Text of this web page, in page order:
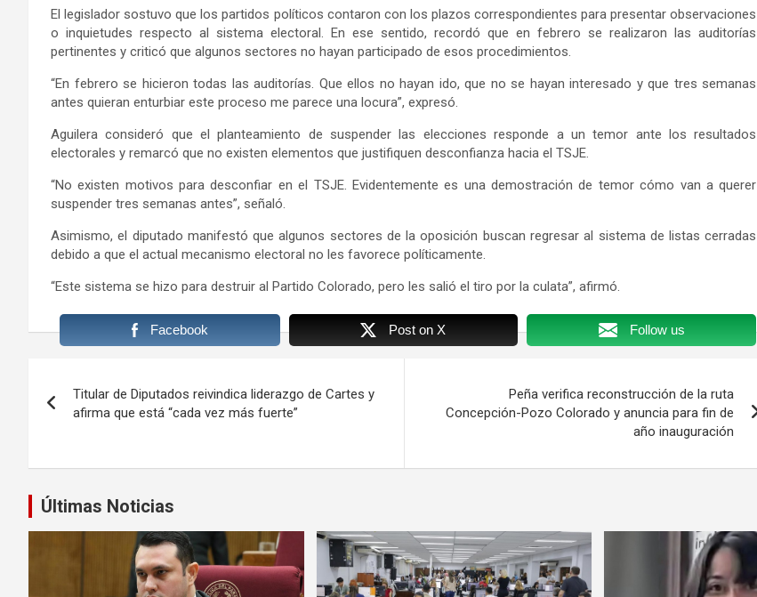
El legislador sostuvo que los partidos políticos contaron con los plazos correspondientes para presentar observaciones
o inquietudes respecto al sistema electoral. En ese sentido, recordó que en febrero se realizaron las auditorías
pertinentes y criticó que algunos sectores no hayan participado de esos procedimientos.
“En febrero se hicieron todas las auditorías. Que ellos no hayan ido, que no se hayan interesado y que tres semanas
antes quieran enturbiar este proceso me parece una locura”, expresó.
Aguilera consideró que el planteamiento de suspender las elecciones responde a un temor ante los resultados
electorales y remarcó que no existen elementos que justifiquen desconfianza hacia el TSJE.
“No existen motivos para desconfiar en el TSJE. Evidentemente es una demostración de temor cómo van a querer
suspender tres semanas antes”, señaló.
Asimismo, el diputado manifestó que algunos sectores de la oposición buscan regresar al sistema de listas cerradas
debido a que el actual mecanismo electoral no les favorece políticamente.
“Este sistema se hizo para destruir al Partido Colorado, pero les salió el tiro por la culata”, afirmó.
Facebook Post on X Follow us
de
Titular de Diputados reivindica liderazgo de Cartes y
afirma que está “cada vez más fuerte”
Peña verifica reconstrucción de la ruta
Concepción-Pozo Colorado y anuncia para fin de
año inauguración
Últimas Noticias